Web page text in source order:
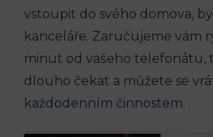
vstoupit do svého domova,⁣
kanceláře. Zaručujeme vám
minut od vašeho telefonátu,
dlouho čekat a můžete​ se
⁣každodenním činnostem.